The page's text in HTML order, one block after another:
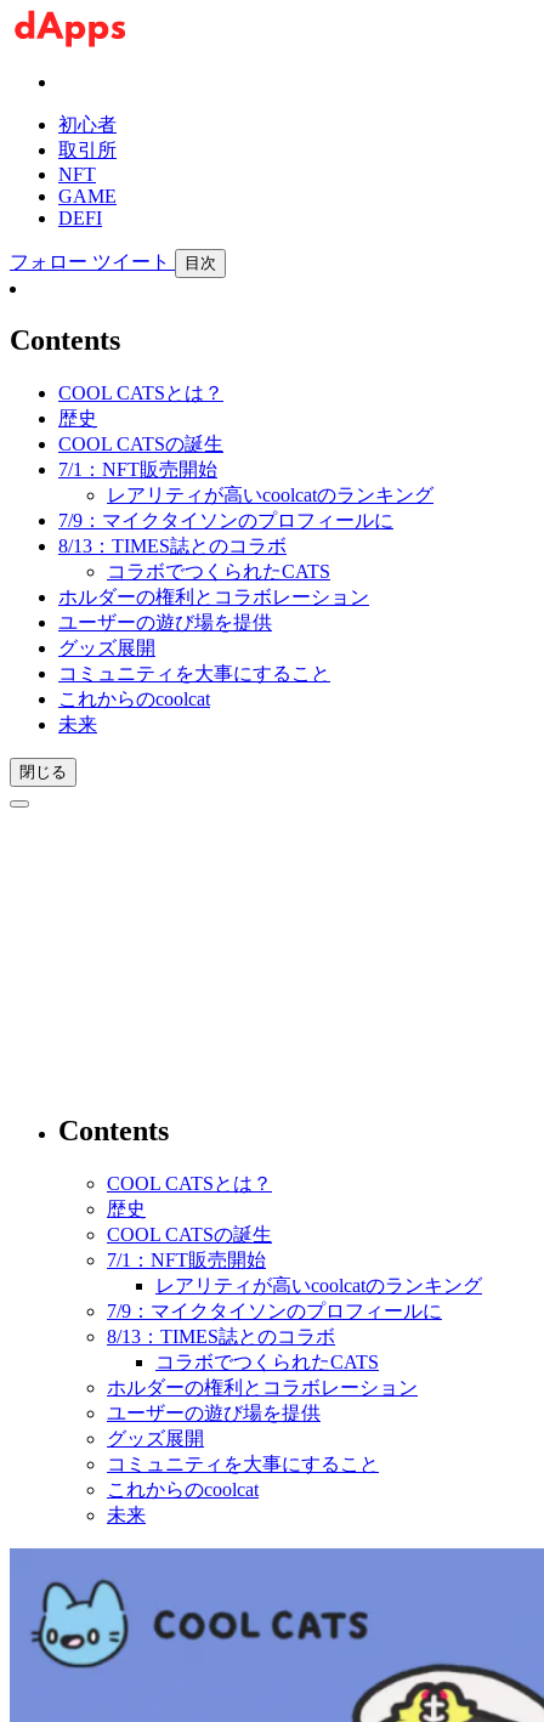
初心者
取引所
NFT
GAME
DEFI
フォロー ツイート 目次
Contents
COOL CATSとは？
歴史
COOL CATSの誕生
7/1：NFT販売開始
レアリティが高いcoolcatのランキング
7/9：マイクタイソンのプロフィールに
8/13：TIMES誌とのコラボ
コラボでつくられたCATS
ホルダーの権利とコラボレーション
ユーザーの遊び場を提供
グッズ展開
コミュニティを大事にすること
これからのcoolcat
未来
閉じる
Contents
COOL CATSとは？
歴史
COOL CATSの誕生
7/1：NFT販売開始
レアリティが高いcoolcatのランキング
7/9：マイクタイソンのプロフィールに
8/13：TIMES誌とのコラボ
コラボでつくられたCATS
ホルダーの権利とコラボレーション
ユーザーの遊び場を提供
グッズ展開
コミュニティを大事にすること
これからのcoolcat
未来